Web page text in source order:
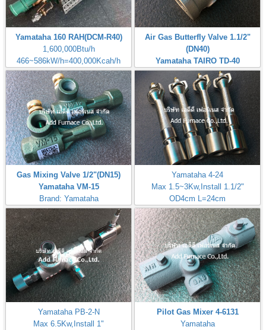
Yamataha 160 RAH(DCM-R40)
1,600,000Btu/h
466~586kW/h=400,000Kcah/h
Airheat:Max Temperature
400℃,750℉
Air Gas Butterfly Valve 1.1/2"
(DN40)
Yamataha TAIRO TD-40
Brand: Yamataha
Gas Mixing Valve 1/2"(DN15)
Yamataha VM-15
Brand: Yamataha
Yamataha 4-24
Max 1.5~3Kw,Install 1.1/2"
OD4cm L=24cm
Inlet Gas Size 1/4"
Yamataha PB-2-N
Max 6.5Kw,Install 1"
Pilot Gas Mixer 4-6131
Yamataha